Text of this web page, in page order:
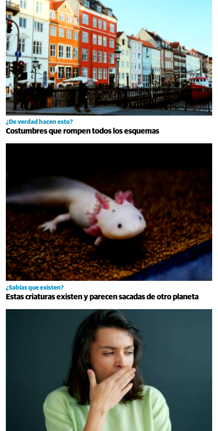
¿De verdad hacen esto?
Costumbres que rompen todos los esquemas
¿Sabías que existen?
Estas criaturas existen y parecen sacadas de otro planeta